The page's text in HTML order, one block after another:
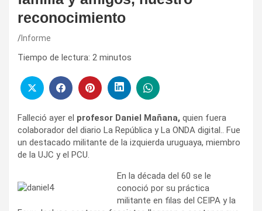
reconocimiento
Informe
Tiempo de lectura: 2 minutos
Falleció ayer el profesor Daniel Mañana, quien fuera
colaborador del diario La República y La ONDA digital.. Fue
un destacado militante de la izquierda uruguaya, miembro
de la UJC y el PCU.
En la década del 60 se le
conoció por su práctica
militante en filas del CEIPA y la